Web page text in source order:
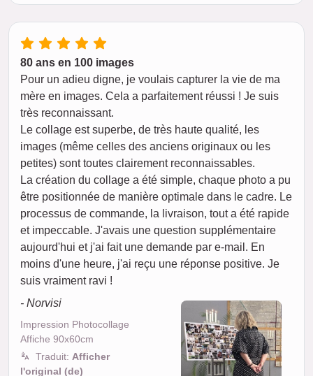
80 ans en 100 images
Pour un adieu digne, je voulais capturer la vie de ma
mère en images. Cela a parfaitement réussi ! Je suis
très reconnaissant.
Le collage est superbe, de très haute qualité, les
images (même celles des anciens originaux ou les
petites) sont toutes clairement reconnaissables.
La création du collage a été simple, chaque photo a pu
être positionnée de manière optimale dans le cadre. Le
processus de commande, la livraison, tout a été rapide
et impeccable. J'avais une question supplémentaire
aujourd'hui et j'ai fait une demande par e-mail. En
moins d'une heure, j'ai reçu une réponse positive. Je
suis vraiment ravi !
- Norvisi
Impression Photocollage
Affiche 90x60cm
Traduit: Afficher
l'original (de)